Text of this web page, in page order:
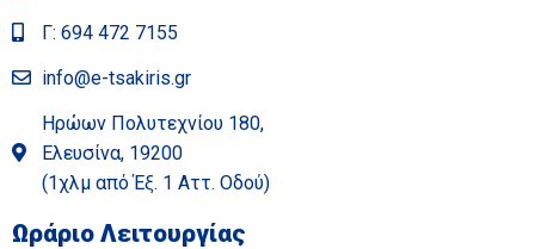
Γ: 694 472 7155
info@e-tsakiris.gr
Ηρώων Πολυτεχνίου 180,
Ελευσίνα, 19200
(1χλμ από Έξ. 1 Αττ. Οδού)
Ωράριο Λειτουργίας